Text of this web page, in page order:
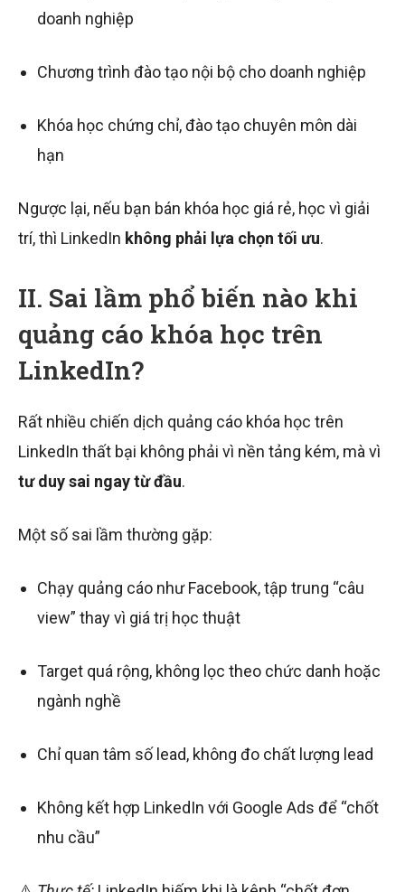
doanh nghiệp
Chương trình đào tạo nội bộ cho doanh nghiệp
Khóa học chứng chỉ, đào tạo chuyên môn dài
hạn
Ngược lại, nếu bạn bán khóa học giá rẻ, học vì giải
trí, thì LinkedIn không phải lựa chọn tối ưu.
II. Sai lầm phổ biến nào khi
quảng cáo khóa học trên
LinkedIn?
Rất nhiều chiến dịch quảng cáo khóa học trên
LinkedIn thất bại không phải vì nền tảng kém, mà vì
tư duy sai ngay từ đầu.
Một số sai lầm thường gặp:
Chạy quảng cáo như Facebook, tập trung “câu
view” thay vì giá trị học thuật
Target quá rộng, không lọc theo chức danh hoặc
ngành nghề
Chỉ quan tâm số lead, không đo chất lượng lead
Không kết hợp LinkedIn với Google Ads để “chốt
nhu cầu”